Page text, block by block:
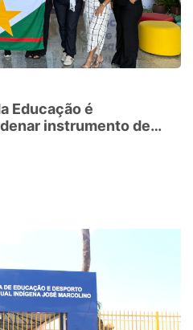
Educação é
instrumento de